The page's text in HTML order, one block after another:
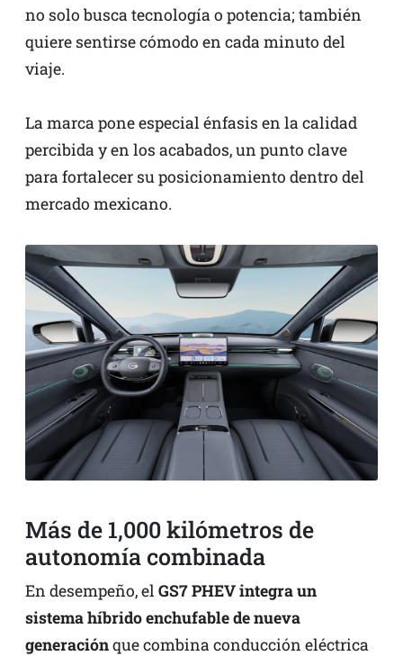
no solo busca tecnología o potencia; también
quiere sentirse cómodo en cada minuto del
viaje.
La marca pone especial énfasis en la calidad
percibida y en los acabados, un punto clave
para fortalecer su posicionamiento dentro del
mercado mexicano.
Más de 1,000 kilómetros de
autonomía combinada
En desempeño, el GS7 PHEV integra un
sistema híbrido enchufable de nueva
generaciónque combina conducción eléctrica